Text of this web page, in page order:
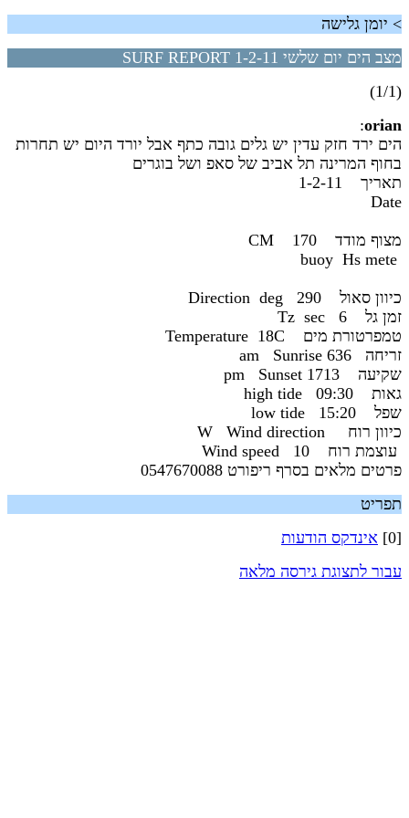
> יומן גלישה
מצב הים יום שלשי 1-2-11 SURF REPORT
(1/1)
orian
:
הים ירד חזק עדין יש גלים גובה כתף אבל יורד היום יש תחרות
בחוף המרינה תל אביב של סאפ ושל בוגרים
תאריך 1-2-11
Date
מצוף מודד 170 CM
כיוון סאול 290 Direction deg
זמן גל 6 Tz sec
טמפרטורת מים Temperature 18C
זריחה 636 am Sunrise
שקיעה 1713 pm Sunset
גאות 09:30 high tide
שפל 15:20 low tide
כיוון רוח W Wind direction
עוצמת רוח 10 Wind speed
פרטים מלאים בסרף ריפורט 0547670088
תפריט
[0]
אינדקס הודעות
עבור לתצוגת גירסה מלאה